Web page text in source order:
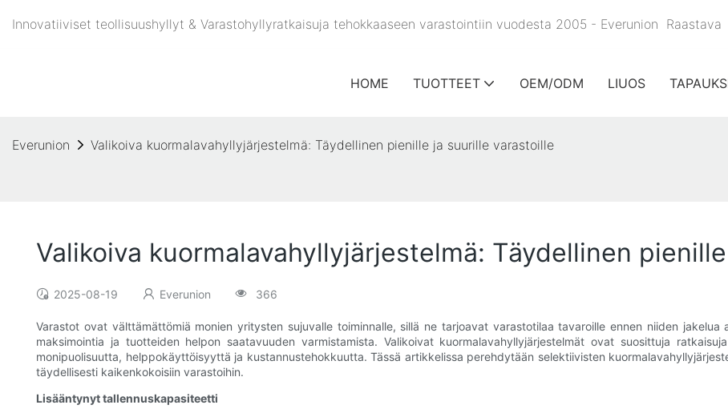
Innovatiiviset teollisuushyllyt & Varastohyllyratkaisuja tehokkaaseen varastointiin vuodesta 2005 - Everunion Raastava
HOME TUOTTEET OEM/ODM LIUOS
Everunion Valikoiva kuormalavahyllyjärjestelmä: Täydellinen pienille ja suurille varastoille
Valikoiva kuormalavahyllyjärjestelmä: Täydellinen
2025-08-19 Everunion 366
Varastot ovat välttämättömiä monien yritysten sujuvalle toiminnalle, sillä ne tarjoavat varastotilaa tavaroille ennen niiden
maksimointia ja tuotteiden helpon saatavuuden varmistamista. Valikoivat kuormalavahyllyjärjestelmät ovat suosittuja
monipuolisuutta, helppokäyttöisyyttä ja kustannustehokkuutta. Tässä artikkelissa perehdytään selektiivisten
täydellisesti kaikenkokoisiin varastoihin.
Lisääntynyt tallennuskapasiteetti